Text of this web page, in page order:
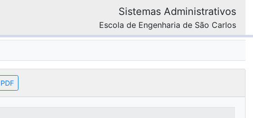
Sistemas Administrativos
Escola de Engenharia de São Carlos